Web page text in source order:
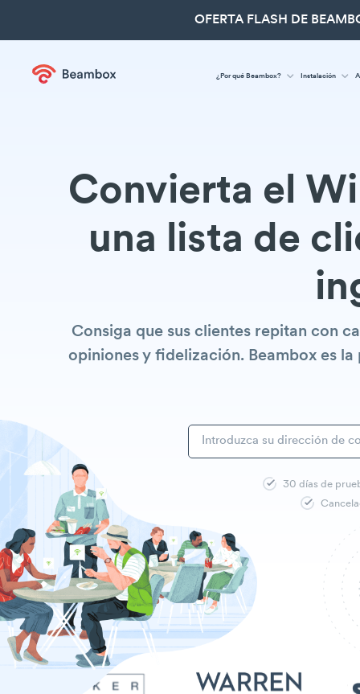
OFERTA FLASH DE
¿Por qué Beambox? Instalación
Convierta el
una lista de
Consiga que sus clientes repitan con
opiniones y fidelización. Beambox es
30 días de